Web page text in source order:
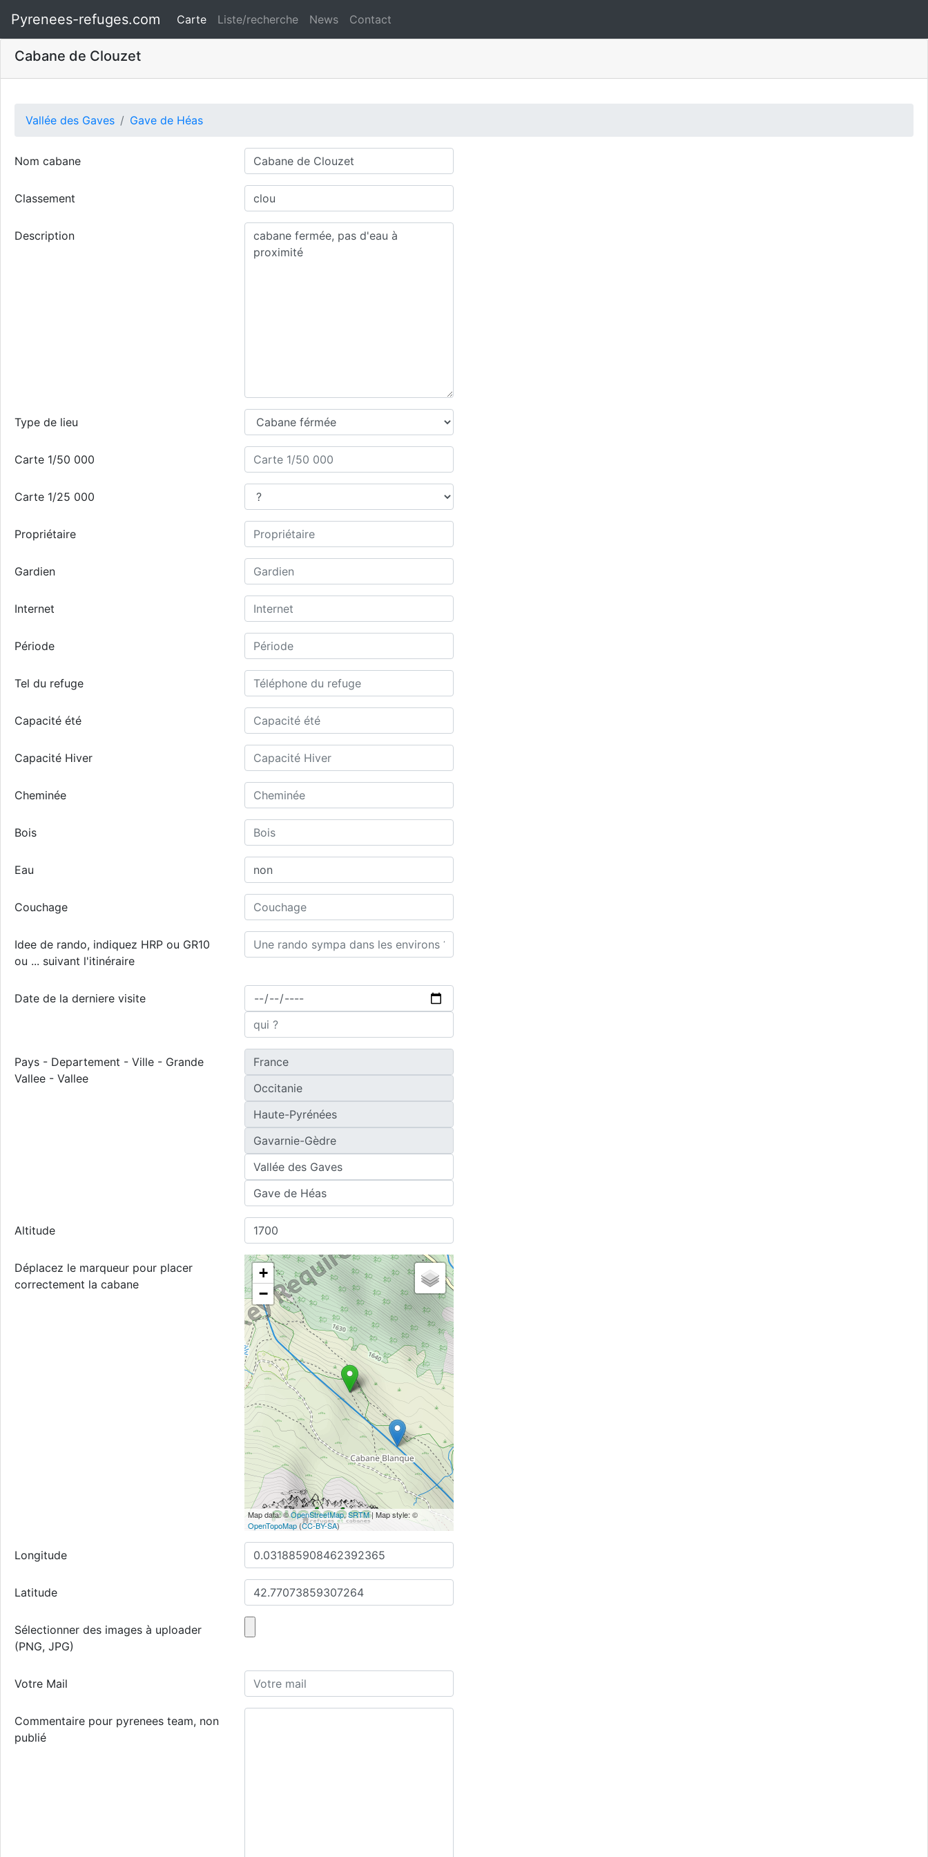
Pyrenees-refuges.com Carte Liste/recherche News Contact
Cabane de Clouzet
Vallée des Gaves Gave de Héas
Nom cabane
Classement
Description
Type de lieu
Carte 1/50 000
Carte 1/25 000
Propriétaire
Gardien
Internet
Période
Tel du refuge
Capacité été
Capacité Hiver
Cheminée
Bois
Eau
Couchage
Idee de rando, indiquez HRP ou GR10
ou ... suivant l'itinéraire
Date de la derniere visite
Pays - Departement - Ville - Grande
Vallee - Vallee
Altitude
Déplacez le marqueur pour placer
correctement la cabane
+
−
Map data: ©OpenStreetMap,SRTM| Map style: ©
OpenTopoMap (CC-BY-SA)
Longitude
Latitude
Sélectionner des images à uploader
(PNG, JPG)
Votre Mail
Commentaire pour pyrenees team, non
publié